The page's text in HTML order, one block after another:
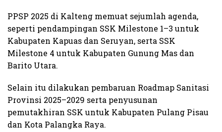
PPSP 2025 di Kalteng memuat sejumlah agenda,
seperti pendampingan SSK Milestone 1–3 untuk
Kabupaten Kapuas dan Seruyan, serta SSK
Milestone 4 untuk Kabupaten Gunung Mas dan
Barito Utara.
Selain itu dilakukan pembaruan Roadmap Sanitasi
Provinsi 2025–2029 serta penyusunan
pemutakhiran SSK untuk Kabupaten Pulang Pisau
dan Kota Palangka Raya.